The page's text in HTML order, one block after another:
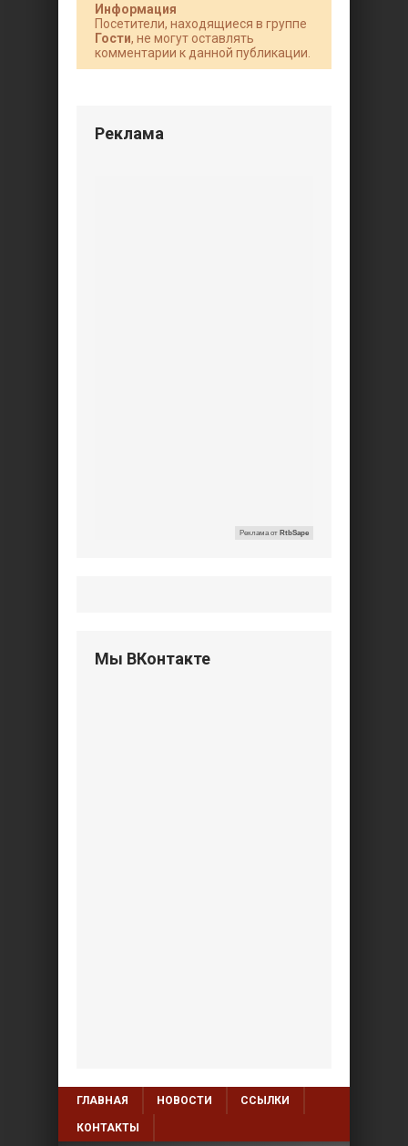
Информация
Посетители, находящиеся в группе
Гости, не могут оставлять
комментарии к данной публикации.
Реклама
Реклама от RtbSape
Мы ВКонтакте
ГЛАВНАЯ НОВОСТИ ССЫЛКИ
КОНТАКТЫ